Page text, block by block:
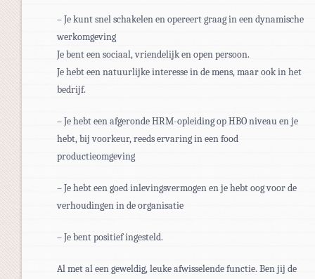
– Je kunt snel schakelen en opereert graag in een dynamische
werkomgeving
Je bent een sociaal, vriendelijk en open persoon.
Je hebt een natuurlijke interesse in de mens, maar ook in het
bedrijf.
– Je hebt een afgeronde HRM-opleiding op HBO niveau en je
hebt, bij voorkeur, reeds ervaring in een food
productieomgeving
– Je hebt een goed inlevingsvermogen en je hebt oog voor de
verhoudingen in de organisatie
– Je bent positief ingesteld.
Al met al een geweldig, leuke afwisselende functie. Ben jij de